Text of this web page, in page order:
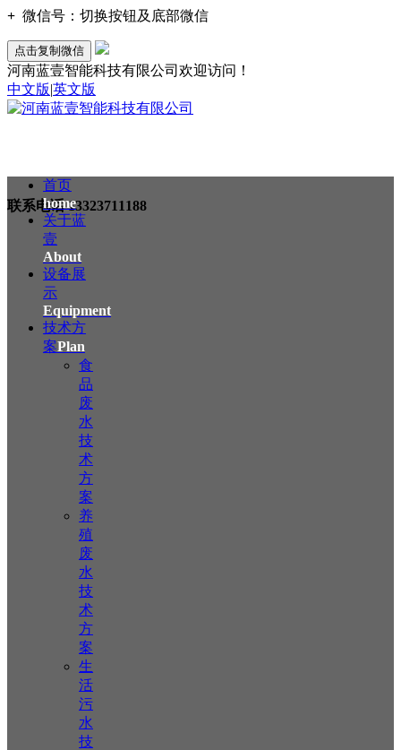
+ 微信号： 切换按钮及底部微信
点击复制微信
河南蓝壹智能科技有限公司欢迎访问！
中文版|英文版
联系电话13323711188
首页
home
关于蓝
壹
About
设备展
示
Equipment
技术方
案Plan
食
品
废
水
技
术
方
案
养
殖
废
水
技
术
方
案
生
活
污
水
技